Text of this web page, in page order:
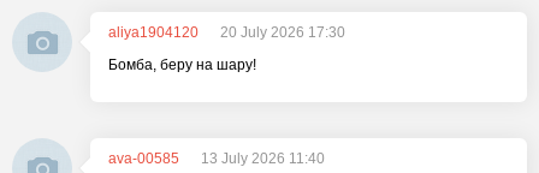
aliya1904120
20 July 2026 17:30
Бомба, беру на шару!
ava-00585
13 July 2026 11:40